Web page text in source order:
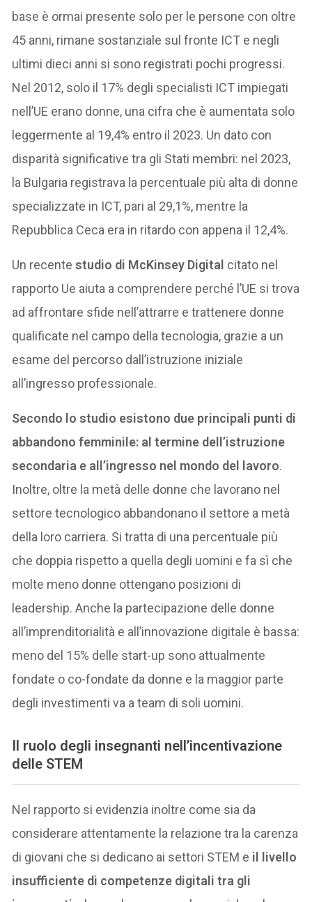
base è ormai presente solo per le persone con oltre
45 anni, rimane sostanziale sul fronte ICT e negli
ultimi dieci anni si sono registrati pochi progressi.
Nel 2012, solo il 17% degli specialisti ICT impiegati
nell’UE erano donne, una cifra che è aumentata solo
leggermente al 19,4% entro il 2023. Un dato con
disparità significative tra gli Stati membri: nel 2023,
la Bulgaria registrava la percentuale più alta di donne
specializzate in ICT, pari al 29,1%, mentre la
Repubblica Ceca era in ritardo con appena il 12,4%.
Un recentestudio di McKinsey Digital citato nel
rapporto Ue aiuta a comprendere perché l’UE si trova
ad affrontare sfide nell’attrarre e trattenere donne
qualificate nel campo della tecnologia, grazie a un
esame del percorso dall’istruzione iniziale
all’ingresso professionale.
Secondo lo studio esistono due principali punti di
abbandono femminile: al termine dell’istruzione
secondaria e all’ingresso nel mondo del lavoro.
Inoltre, oltre la metà delle donne che lavorano nel
settore tecnologico abbandonano il settore a metà
della loro carriera. Si tratta di una percentuale più
che doppia rispetto a quella degli uomini e fa sì che
molte meno donne ottengano posizioni di
leadership. Anche la partecipazione delle donne
all’imprenditorialità e all’innovazione digitale è bassa:
meno del 15% delle start-up sono attualmente
fondate o co-fondate da donne e la maggior parte
degli investimenti va a team di soli uomini.
Il ruolo degli insegnanti nell’incentivazione
delle STEM
Nel rapporto si evidenzia inoltre come sia da
considerare attentamente la relazione tra la carenza
di giovani che si dedicano ai settori STEM e il livello
insufficiente di competenze digitali tra gli